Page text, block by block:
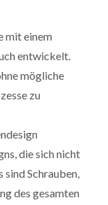
mit einem
entwickelt.
mögliche
zu
die sich nicht
Schrauben,
des gesamten